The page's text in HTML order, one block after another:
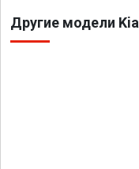
Другие модели Kia